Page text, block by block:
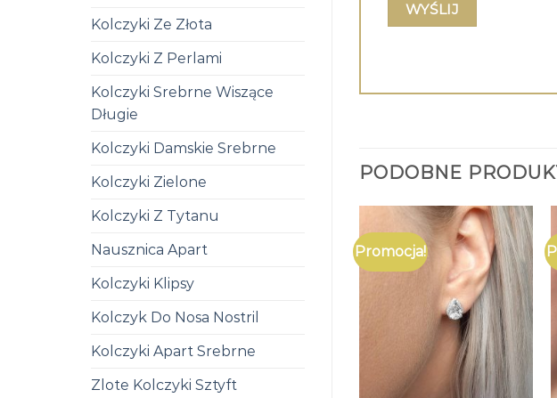
Kolczyki Ze Złota
Kolczyki Z Perlami
Kolczyki Srebrne Wiszące
Długie
Kolczyki Damskie Srebrne
Kolczyki Zielone
Kolczyki Z Tytanu
Nausznica Apart
Kolczyki Klipsy
Kolczyk Do Nosa Nostril
Kolczyki Apart Srebrne
Zlote Kolczyki Sztyft
PODOBNE
Promocja!